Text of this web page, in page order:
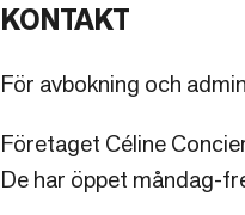
KONTAKT
För avbokning och
Företaget Céline
De har öppet måndag-